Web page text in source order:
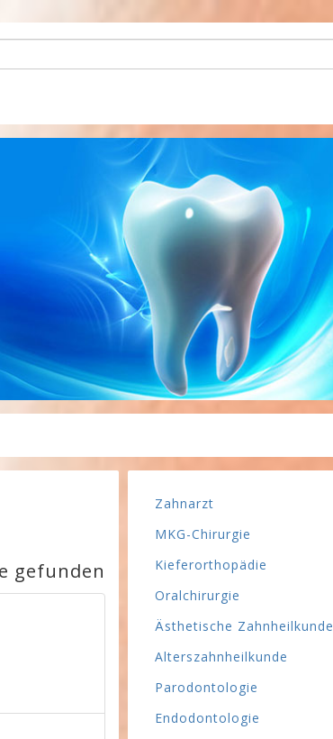
gefunden
Zahnarzt
MKG-Chirurgie
Kieferorthopädie
Oralchirurgie
Ästhetische Zahnheilkunde
Alterszahnheilkunde
Parodontologie
Endodontologie